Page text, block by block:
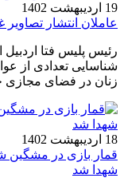
19 اردیبهشت 1402
عاملان انتشار
رئیس پلیس فتا
شناسایی تعدادی از
زنان در فضای مجازی
18 اردیبهشت 1402
قمار بازی در مشگین
شهدا شد